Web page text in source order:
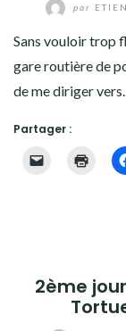
par
Sans vouloir trop
gare routière de
de me diriger
Partager :
2ème